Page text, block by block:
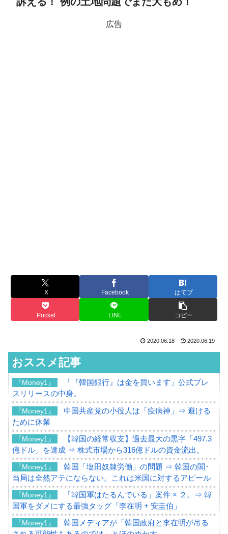
広告
X Facebook はてブ
Pocket LINE コピー
2020.06.18 2020.06.19
おススメ記事
『Money1』
「『韓国銀行』は金を買います」公式プレ
スリリースの中身。
『Money1』
中国共産党の小役人は「疫病神」⇒ 避ける
ために休業
『Money1』
【韓国の経常収支】過去最大の黒字「497.3
億ドル」を達成 ⇒ 株式市場から316億ドルの資金流出。
『Money1』
韓国「塩田奴隷労働」の問題 ⇒ 韓国の闇･
当局は全然アテにならない。これは米国に対するアピール
『Money1』
「韓国軍はたるんでいる」案件 × ２。⇒ 韓
国軍をダメにする最強タッグ「李在明 + 安圭伯」
『Money1』
韓国メディアが「韓国政府と李在明が吊る